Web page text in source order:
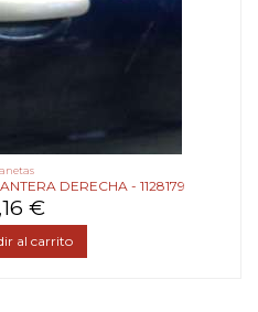
DERECHA - 1128179
€
al carrito